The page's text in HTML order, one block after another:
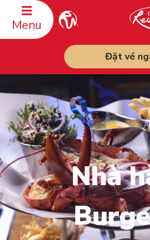
Menu
Đặt vé
Nhà